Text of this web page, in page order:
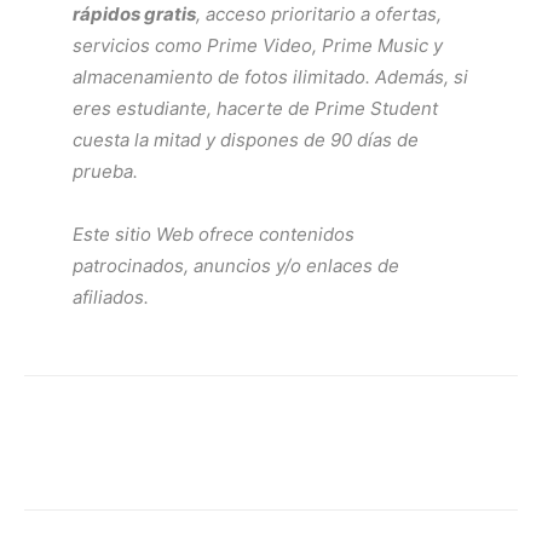
rápidos gratis, acceso prioritario a ofertas,
servicios como Prime Video, Prime Music y
almacenamiento de fotos ilimitado. Además, si
eres estudiante, hacerte de Prime Student
cuesta la mitad y dispones de 90 días de
prueba.
Este sitio Web ofrece contenidos
patrocinados, anuncios y/o enlaces de
afiliados.